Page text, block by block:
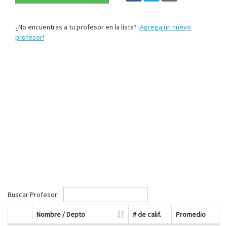
¿No encuentras a tu profesor en la lista? ¡Agrega un nuevo
profesor!
Buscar Profesor:
Nombre / Depto # de calif. Promedio